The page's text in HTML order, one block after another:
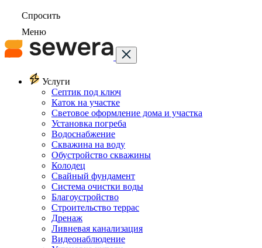
Спросить
Меню
Услуги
Септик под ключ
Каток на участке
Световое оформление дома и участка
Установка погреба
Водоснабжение
Скважина на воду
Обустройство скважины
Колодец
Свайный фундамент
Система очистки воды
Благоустройство
Строительство террас
Дренаж
Ливневая канализация
Видеонаблюдение